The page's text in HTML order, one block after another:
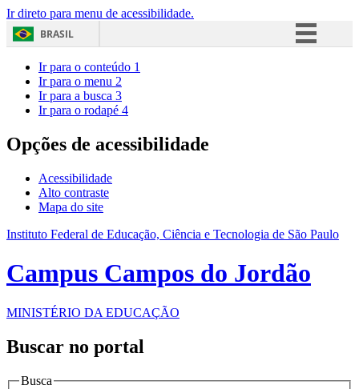
Ir direto para menu de acessibilidade.
BRASIL
Acesso à informação
Ir para o conteúdo 1
Ir para o menu 2
Ir para a busca 3
Ir para o rodapé 4
Opções de acessibilidade
Acessibilidade
Alto contraste
Mapa do site
Instituto Federal de Educação, Ciência e Tecnologia de São Paulo
Campus Campos do Jordão
MINISTÉRIO DA EDUCAÇÃO
Buscar no portal
Busca